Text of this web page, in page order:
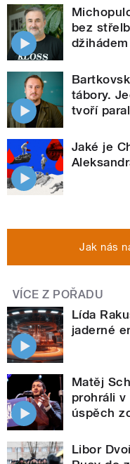
bez
tábory.
tvoří
Jaké je
Jak nás
VÍCE Z POŘADU
Lída
jaderné
Matěj
prohráli
úspěch
Libor